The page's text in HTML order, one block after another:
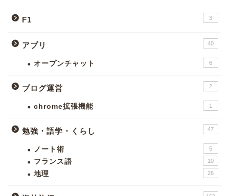
F1 3
アプリ 40
オープンチャット 6
ブログ運営 2
chrome拡張機能 1
勉強・語学・くらし 47
ノート術 5
フランス語 10
地理 26